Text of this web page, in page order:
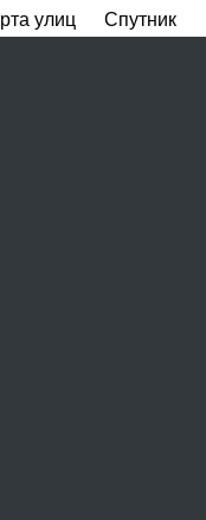
улиц Спутник